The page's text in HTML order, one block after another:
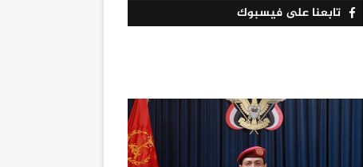
تابعنا على فيسبوك